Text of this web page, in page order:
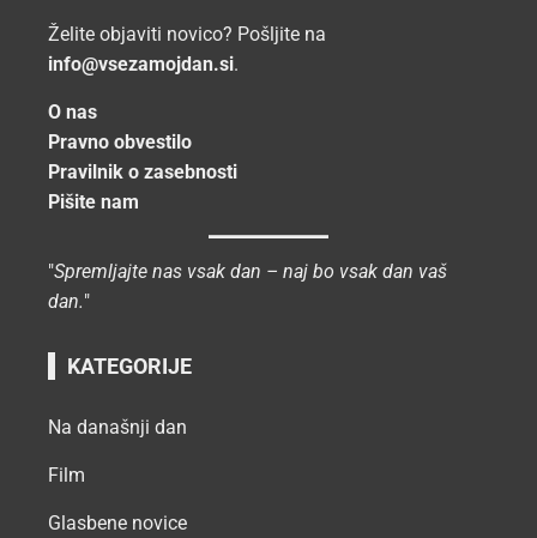
Želite objaviti novico? Pošljite na
info@vsezamojdan.si.
O nas
Pravno obvestilo
Pravilnik o zasebnosti
Pišite nam
"Spremljajte nas vsak dan – naj bo vsak dan vaš
dan."
KATEGORIJE
Na današnji dan
Film
Glasbene novice